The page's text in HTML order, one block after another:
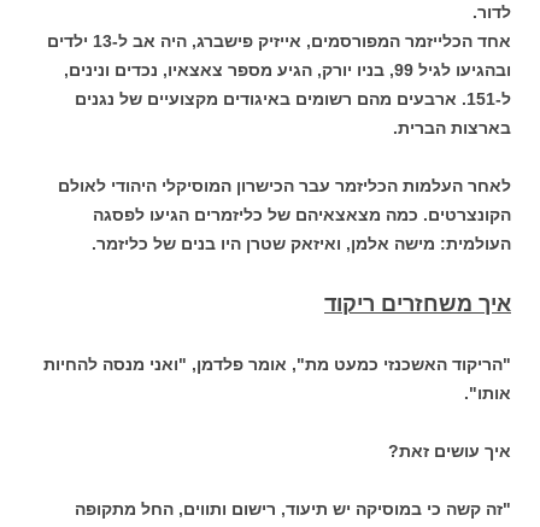
לדור.
אחד הכלייזמר המפורסמים, אייזיק פישברג, היה אב ל-13 ילדים
ובהגיעו לגיל 99, בניו יורק, הגיע מספר צאצאיו, נכדים ונינים,
ל-151. ארבעים מהם רשומים באיגודים מקצועיים של נגנים
בארצות הברית.
לאחר העלמות הכליזמר עבר הכישרון המוסיקלי היהודי לאולם
הקונצרטים. כמה מצאצאיהם של כליזמרים הגיעו לפסגה
העולמית: מישה אלמן, ואיזאק שטרן היו בנים של כליזמר.
איך משחזרים ריקוד
"הריקוד האשכנזי כמעט מת", אומר פלדמן, "ואני מנסה להחיות
אותו".
איך עושים זאת?
"זה קשה כי במוסיקה יש תיעוד, רישום ותווים, החל מתקופה